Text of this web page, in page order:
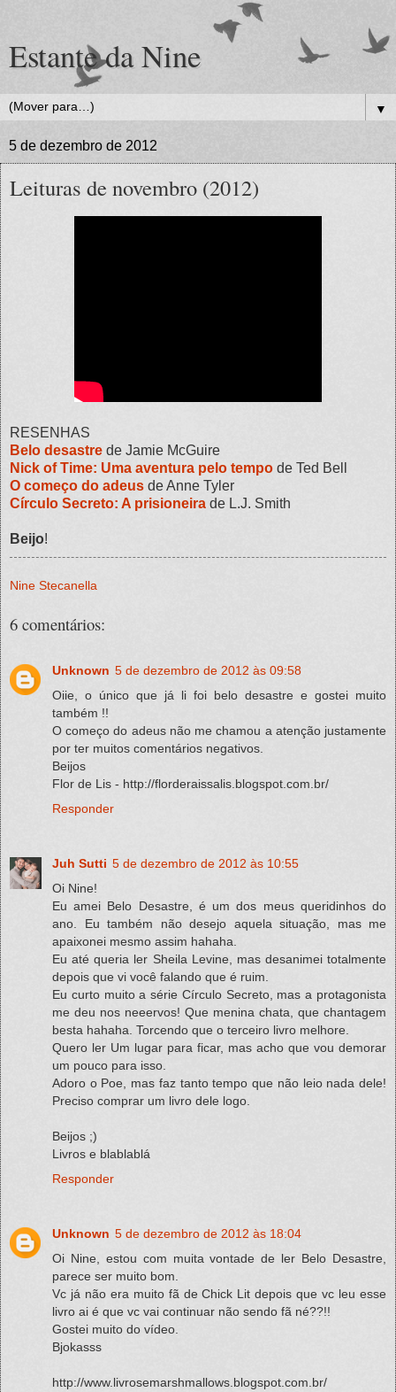
Estante da Nine
▼
5 de dezembro de 2012
Leituras de novembro (2012)
RESENHAS
Belo desastre de Jamie McGuire
Nick of Time: Uma aventura pelo tempo de Ted Bell
O começo do adeus de Anne Tyler
Círculo Secreto: A prisioneira de L.J. Smith
Beijo!
Nine Stecanella
6 comentários:
Unknown 5 de dezembro de 2012 às 09:58
Oiie, o único que já li foi belo desastre e gostei muito
também !!
O começo do adeus não me chamou a atenção justamente
por ter muitos comentários negativos.
Beijos
Flor de Lis - http://florderaissalis.blogspot.com.br/
Responder
Juh Sutti 5 de dezembro de 2012 às 10:55
Oi Nine!
Eu amei Belo Desastre, é um dos meus queridinhos do
ano. Eu também não desejo aquela situação, mas me
apaixonei mesmo assim hahaha.
Eu até queria ler Sheila Levine, mas desanimei totalmente
depois que vi você falando que é ruim.
Eu curto muito a série Círculo Secreto, mas a protagonista
me deu nos neeervos! Que menina chata, que chantagem
besta hahaha. Torcendo que o terceiro livro melhore.
Quero ler Um lugar para ficar, mas acho que vou demorar
um pouco para isso.
Adoro o Poe, mas faz tanto tempo que não leio nada dele!
Preciso comprar um livro dele logo.
Beijos ;)
Livros e blablablá
Responder
Unknown 5 de dezembro de 2012 às 18:04
Oi Nine, estou com muita vontade de ler Belo Desastre,
parece ser muito bom.
Vc já não era muito fã de Chick Lit depois que vc leu esse
livro ai é que vc vai continuar não sendo fã né??!!
Gostei muito do vídeo.
Bjokasss
http://www.livrosemarshmallows.blogspot.com.br/